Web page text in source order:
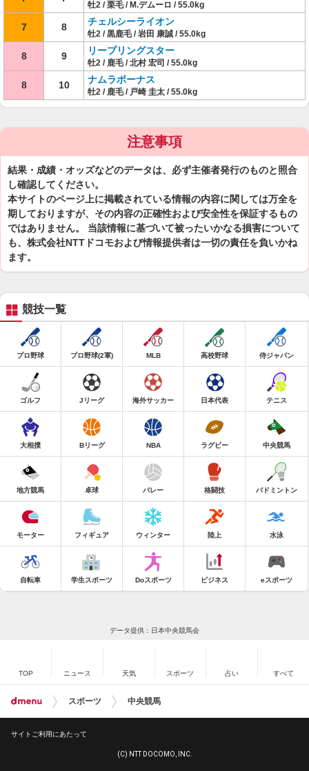
牡2 / 栗毛 / M.デムーロ / 55.0kg
7 8 チェルシーライオン
牡2 / 黒鹿毛 / 岩田 康誠 / 55.0kg
8 9 リープリングスター
牡2 / 鹿毛 / 北村 宏司 / 55.0kg
8 10 ナムラボーナス
牡2 / 鹿毛 / 戸崎 圭太 / 55.0kg
注意事項
結果・成績・オッズなどのデータは、必ず主催者発行のものと照合
し確認してください。
本サイトのページ上に掲載されている情報の内容に関しては万全を
期しておりますが、その内容の正確性および安全性を保証するもの
ではありません。 当該情報に基づいて被ったいかなる損害について
も、株式会社NTTドコモおよび情報提供者は一切の責任を負いかね
ます。
競技一覧
プロ野球 プロ野球(2軍) MLB 高校野球 侍ジャパン
ゴルフ Jリーグ 海外サッカー 日本代表 テニス
大相撲 Bリーグ NBA ラグビー 中央競馬
地方競馬 卓球 バレー 格闘技 バドミントン
モーター フィギュア ウィンター 陸上 水泳
自転車 学生スポーツ Doスポーツ ビジネス eスポーツ
データ提供：日本中央競馬会
TOP ニュース 天気 スポーツ 占い すべて
スポーツ 中央競馬
サイトご利用にあたって
(C) NTT DOCOMO, INC.